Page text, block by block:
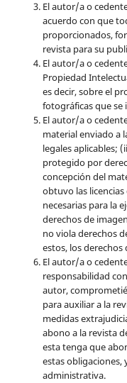
El autor/a o
acuerdo con que
proporcionados,
revista para su
El autor/a o
Propiedad
es decir, sobre el
fotográficas que se
El autor/a o
material enviado a
legales aplicables;
protegido por
concepción del
obtuvo las
necesarias para la
derechos de
no viola derechos
estos, los derechos
El autor/a o
responsabilidad
autor,
para auxiliar a la
medidas
abono a la revista
esta tenga que
estas obligaciones,
administrativa.